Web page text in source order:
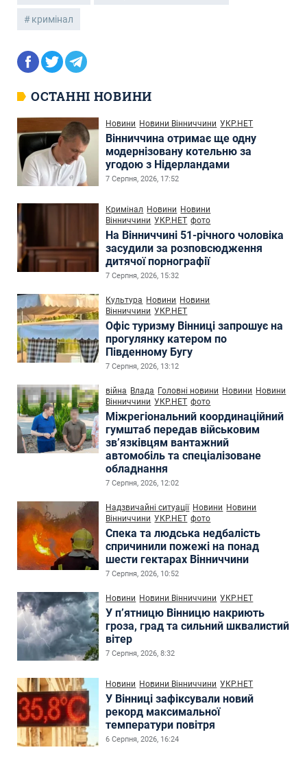
кримінал
ОСТАННІ НОВИНИ
Новини Новини Вінниччини УКР.НЕТ
Вінниччина отримає ще одну
модернізовану котельню за
угодою з Нідерландами
7 Серпня, 2026, 17:52
Кримінал Новини Новини
Вінниччини УКР.НЕТ фото
На Вінниччині 51-річного чоловіка
засудили за розповсюдження
дитячої порнографії
7 Серпня, 2026, 15:32
Культура Новини Новини
Вінниччини УКР.НЕТ
Офіс туризму Вінниці запрошує на
прогулянку катером по
Південному Бугу
7 Серпня, 2026, 13:12
війна Влада Головні новини Новини Новини
Вінниччини УКР.НЕТ фото
Міжрегіональний координаційний
гумштаб передав військовим
зв’язківцям вантажний
автомобіль та спеціалізоване
обладнання
7 Серпня, 2026, 12:02
Надзвичайні ситуації Новини Новини
Вінниччини УКР.НЕТ фото
Спека та людська недбалість
спричинили пожежі на понад
шести гектарах Вінниччини
7 Серпня, 2026, 10:52
Новини Новини Вінниччини УКР.НЕТ
У п’ятницю Вінницю накриють
гроза, град та сильний шквалистий
вітер
7 Серпня, 2026, 8:32
Новини Новини Вінниччини УКР.НЕТ
У Вінниці зафіксували новий
рекорд максимальної
температури повітря
6 Серпня, 2026, 16:24